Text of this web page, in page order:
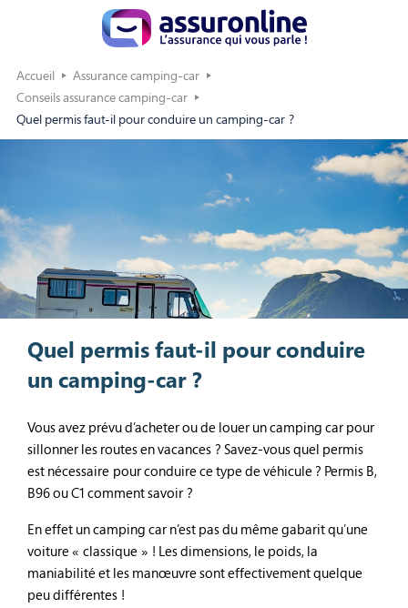
Accueil
Assurance camping-car
Conseils assurance camping-car
Quel permis faut-il pour conduire un camping-car ?
Quel permis faut-il pour conduire
un camping-car ?
Vous avez prévu d’acheter ou de louer un camping car pour
sillonner les routes en vacances ? Savez-vous quel permis
est nécessaire pour conduire ce type de véhicule ? Permis B,
B96 ou C1 comment savoir ?
En effet un camping car n’est pas du même gabarit qu’une
voiture « classique » ! Les dimensions, le poids, la
maniabilité et les manœuvre sont effectivement quelque
peu différentes !